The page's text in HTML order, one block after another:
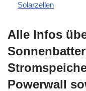
Solarzellen
Alle Infos
Powerwall